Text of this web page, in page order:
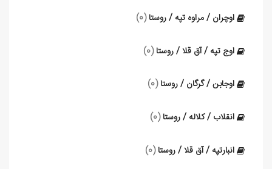
اوچران / مراوه تپه / روستا (0)
اوج تپه / آق قلا / روستا (0)
اوجابن / گرگان / روستا (0)
انقلاب / کلاله / روستا (0)
انبارتپه / آق قلا / روستا (0)